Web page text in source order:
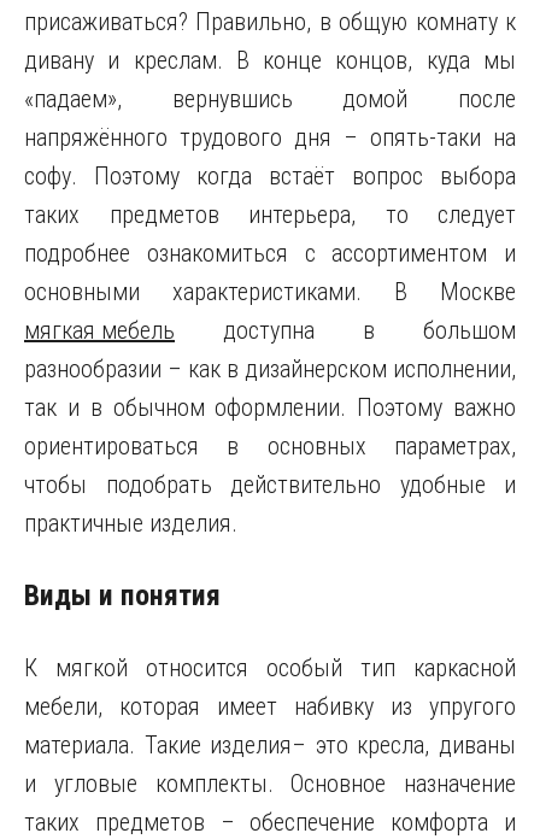
присаживаться? Правильно, в общую комнату к
дивану и креслам. В конце концов, куда мы
«падаем», вернувшись домой после
напряжённого трудового дня – опять-таки на
софу. Поэтому когда встаёт вопрос выбора
таких предметов интерьера, то следует
подробнее ознакомиться с ассортиментом и
основными характеристиками. В Москве
мягкая мебель доступна в большом
разнообразии – как в дизайнерском исполнении,
так и в обычном оформлении. Поэтому важно
ориентироваться в основных параметрах,
чтобы подобрать действительно удобные и
практичные изделия.
Виды и понятия
К мягкой относится особый тип каркасной
мебели, которая имеет набивку из упругого
материала. Такие изделия– это кресла, диваны
и угловые комплекты. Основное назначение
таких предметов – обеспечение комфорта и